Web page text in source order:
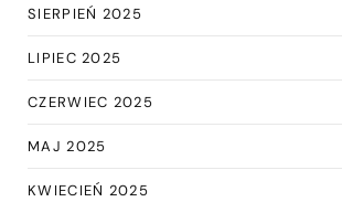
SIERPIEŃ 2025
LIPIEC 2025
CZERWIEC 2025
MAJ 2025
KWIECIEŃ 2025